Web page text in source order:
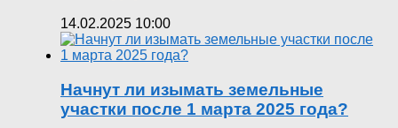
14.02.2025 10:00
Начнут ли изымать земельные
участки после 1 марта 2025 года?